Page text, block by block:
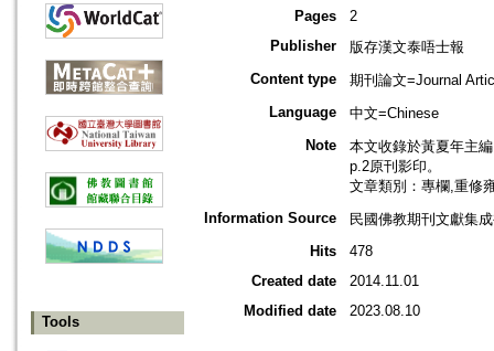
Tools
Pages
2
Publisher
版存漢文泰唔士報
Content type
期刊論文=Journal
Language
中文=Chinese
Note
本文收錄於黃夏年主
p.2原刊影印。
文章類別：專欄,重修
Information Source
民國佛教期刊文獻集
Hits
478
Created date
2014.11.01
Modified date
2023.08.10